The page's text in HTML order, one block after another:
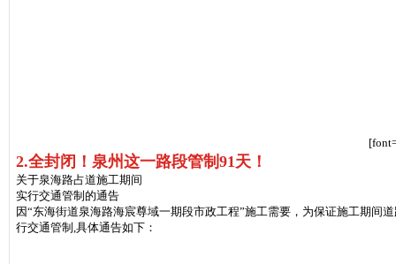
2.全封闭！泉州这一路段管制91天！
关于泉海路占道施工期间
实行交通管制的通告
因“东海街道泉海路海宸尊域一期段市政工程”施工需要，为保证施工期
行交通管制,具体通告如下：